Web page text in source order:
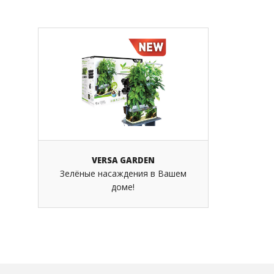
ФИЛЬТРЫ ДЛЯ ПРУДА
СВЕТИЛЬНИКИ ДЛЯ ПРУДА
НАГРЕВАТЕЛИ ДЛЯ ПРУДА
АКСЕССУАРЫ
VERSA GARDEN
Зелёные насаждения в Вашем
доме!